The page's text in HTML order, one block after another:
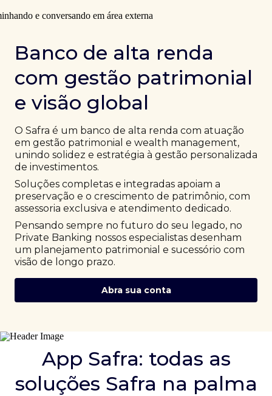
Banco de alta renda
com gestão patrimonial
e visão global
O Safra é um banco de alta renda com atuação
em gestão patrimonial e wealth management,
unindo solidez e estratégia à gestão personalizada
de investimentos.
Soluções completas e integradas apoiam a
preservação e o crescimento de patrimônio, com
assessoria exclusiva e atendimento dedicado.
Pensando sempre no futuro do seu legado, no
Private Banking nossos especialistas desenham
um planejamento patrimonial e sucessório com
visão de longo prazo.
Abra sua conta
App Safra: todas as
soluções Safra na palma